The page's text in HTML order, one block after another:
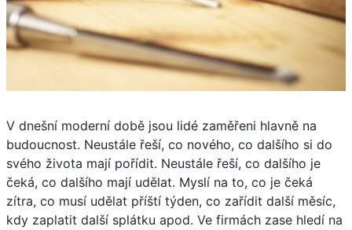
V dnešní moderní době jsou lidé zaměřeni hlavně na
budoucnost. Neustále řeší, co nového, co dalšího si do
svého života mají pořídit. Neustále řeší, co dalšího je
čeká, co dalšího mají udělat. Myslí na to, co je čeká
zítra, co musí udělat příští týden, co zařídit další měsíc,
kdy zaplatit další splátku apod. Ve firmách zase hledí na